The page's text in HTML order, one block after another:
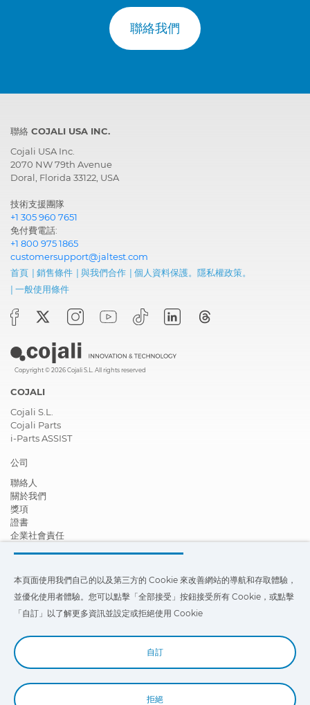
聯絡我們
聯絡 COJALI USA INC.
Cojali USA Inc.
2070 NW 79th Avenue
Doral, Florida 33122, USA
技術支援團隊
+1 305 960 7651
免付費電話:
+1 800 975 1865
customersupport@jaltest.com
首頁 | 銷售條件 | 與我們合作 | 個人資料保護。隱私權政策。
| 一般使用條件
Copyright © 2026 Cojali S.L. All rights reserved
COJALI
Cojali S.L.
Cojali Parts
i-Parts ASSIST
公司
聯絡人
關於我們
獎項
證書
企業社會責任
影片
FAQ - 常見問題
本頁面使用我們自己的以及第三方的 Cookie 來改善我們網站的導航和存
定或拒絕使用 Cookie。
本頁面使用我們自己的以及第三方的 Cookie 來改善網站的導航和存取體驗，
並優化使用者體驗。您可以點擊「全部接受」按鈕接受所有 Cookie，或點擊
「自訂」以了解更多資訊並設定或拒絕使用 Cookie
自訂
拒絕